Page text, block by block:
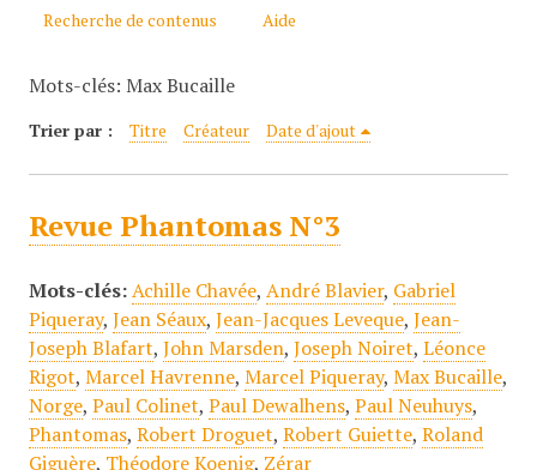
Recherche de contenus
Aide
Mots-clés: Max Bucaille
Trier par : Titre Créateur Date d'ajout
Revue Phantomas N°3
Mots-clés: Achille Chavée, André Blavier, Gabriel
Piqueray, Jean Séaux, Jean-Jacques Leveque, Jean-
Joseph Blafart, John Marsden, Joseph Noiret, Léonce
Rigot, Marcel Havrenne, Marcel Piqueray, Max Bucaille,
Norge, Paul Colinet, Paul Dewalhens, Paul Neuhuys,
Phantomas, Robert Droguet, Robert Guiette, Roland
Giguère, Théodore Koenig, Zérar